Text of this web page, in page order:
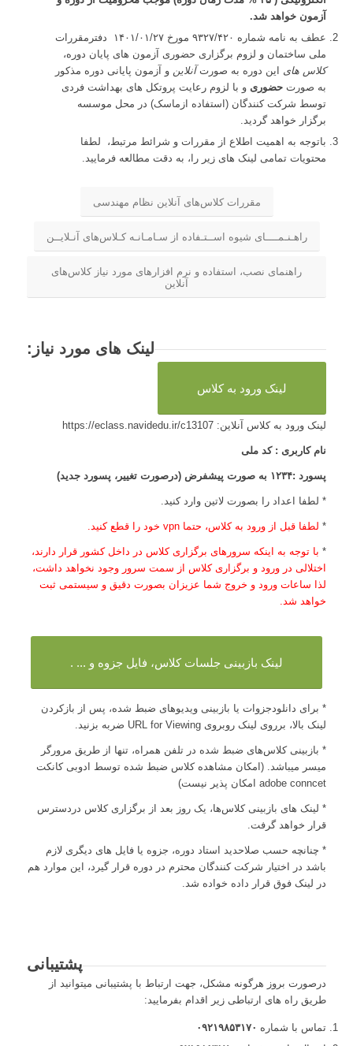
آزمون خواهد شد.
عطف به نامه شماره ۹۳۲۷/۴۲۰ مورخ ۱۴۰۱/۰۱/۲۷ دفترمقررات
ملی ساختمان و لزوم برگزاری حضوری آزمون های پایان دوره،
کلاس های این دوره به صورتآنلاین و آزمون پایانی دوره مذکور
به صورت حضوری و با لزوم رعایت پروتکل های بهداشت فردی
توسط شرکت کنندگان (استفاده ازماسک) در محل موسسه
برگزار خواهد گردید.
باتوجه به اهمیت اطلاع از مقررات و شرائط مرتبط، لطفا
محتویات تمامی لینک های زیر را، به دقت مطالعه فرمایید.
مقررات کلاس‌های آنلاین نظام مهندسی
راهـنـمــــای شیوه اســتـفاده از سـامـانـه کـلاس‌های آنـلایــن
راهنمای نصب، استفاده و نرم افزارهای مورد نیاز کلاس‌های
آنلاین
لینک های مورد نیاز:
لینک ورود به کلاس
لینک ورود به کلاس آنلاین: https://eclass.navidedu.ir/c13107
نام کاربری : کد ملی
پسورد :۱۲۳۴ به صورت پیشفرض (درصورت تغییر، پسورد جدید)
* لطفا اعداد را بصورت لاتین وارد کنید.
* لطفا قبل از ورود به کلاس، حتما vpn خود را قطع کنید.
* با توجه به اینکه سرورهای برگزاری کلاس در داخل کشور قرار دارند،
اختلالی در ورود و برگزاری کلاس از سمت سرور وجود نخواهد داشت،
لذا ساعات ورود و خروج شما عزیزان بصورت دقیق و سیستمی ثبت
خواهد شد.
لینک بازبینی جلسات کلاس‌، فایل جزوه و ... .
* برای دانلودجزوات یا بازبینی ویدیوهای ضبط شده، پس از بازکردن
لینک بالا، برروی لینک روبروی URL for Viewing ضربه بزنید.
* بازبینی کلاس‌های ضبط شده در تلفن همراه، تنها از طریق مرورگر
میسر میباشد. (امکان مشاهده کلاس ضبط شده توسط ادوبی کانکت
adobe conncet امکان پذیر نیست)
* لینک های بازبینی کلاس‌ها، یک روز بعد از برگزاری کلاس دردسترس
قرار خواهد گرفت.
* چنانچه حسب صلاحدید استاد دوره، جزوه یا فایل های دیگری لازم
باشد در اختیار شرکت کنندگان محترم در دوره قرار گیرد، این موارد هم
در لینک فوق قرار داده خواده شد.
پشتیبانی
درصورت بروز هرگونه مشکل، جهت ارتباط با پشتیبانی میتوانید از
طریق راه های ارتباطی زیر اقدام بفرمایید:
تماس با شماره ۰۹۲۱۹۸۵۳۱۷۰